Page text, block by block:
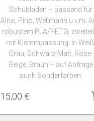
Schubladen – passend für
Alno, Pino, Wellmann u.v.m.
robustem PLA/PETG,
mit Klemmpassung. In Weiß,
Grau, Schwarz-Matt, Rose-
Beige, Braun – auf Anfrage
auch Sonderfarben.
15,00 €